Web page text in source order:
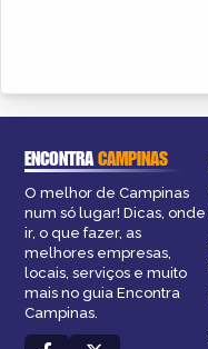
ENCONTRACAMPINAS
O melhor de Campinas
num só lugar! Dicas, onde
ir, o que fazer, as
melhores empresas,
locais, serviços e muito
mais no guia Encontra
Campinas.